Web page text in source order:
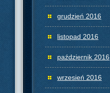
grudzień 2016
listopad 2016
październik 2016
wrzesień 2016